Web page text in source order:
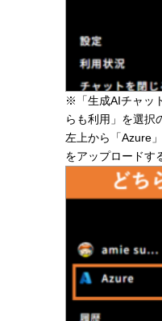
※「生成AIチャッ
らも利用」を選択
左上から「Azure
をアップロードす